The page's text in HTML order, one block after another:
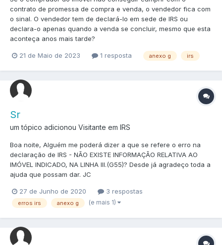
contrato de promessa de compra e venda, o vendedor fica com
o sinal. O vendedor tem de declará-lo em sede de IRS ou
declara-o apenas quando a venda se concluir, mesmo que esta
aconteça anos mais tarde?
21 de Maio de 2023 1 resposta anexo g irs
Sr
um tópico adicionou Visitante em IRS
Boa noite, Alguém me poderá dizer a que se refere o erro na
declaração de IRS - NÃO EXISTE INFORMAÇÃO RELATIVA AO
IMÓVEL INDICADO, NA LINHA III.(G55)? Desde já agradeço toda a
ajuda que possam dar. JC
27 de Junho de 2020 3 respostas
erros irs anexo g (e mais 1)